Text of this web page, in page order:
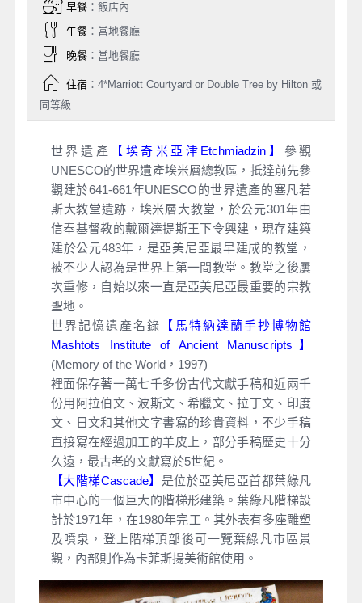
早餐：飯店內
午餐：當地餐廳
晚餐：當地餐廳
住宿：4*Marriott Courtyard or Double Tree by Hilton 或
同等級
世界遺產 【埃奇米亞津Etchmiadzin】 參觀
UNESCO的世界遺產埃米層總教區，抵達前先參
觀建於641-661年UNESCO的世界遺產的塞凡若
斯大教堂遺跡，埃米層大教堂，於公元301年由
信奉基督教的戴爾達提斯王下令興建，現存建築
建於公元483年，是亞美尼亞最早建成的教堂，
被不少人認為是世界上第一間教堂。教堂之後屢
次重修，自始以來一直是亞美尼亞最重要的宗教
聖地。
世界記憶遺產名錄
【馬特納達蘭手抄博物館
Mashtots Institute of Ancient Manuscripts】
(Memory of the World，1997)
裡面保存著一萬七千多份古代文獻手稿和近兩千
份用阿拉伯文、波斯文、希臘文、拉丁文、印度
文、日文和其他文字書寫的珍貴資料，不少手稿
直接寫在經過加工的羊皮上，部分手稿歷史十分
久遠，最古老的文獻寫於5世紀。
【大階梯Cascade】 是位於亞美尼亞首都葉綠凡
市中心的一個巨大的階梯形建築。葉綠凡階梯設
計於1971年，在1980年完工。其外表有多座雕塑
及噴泉，登上階梯頂部後可一覽葉綠凡市區景
觀，內部則作為卡菲斯揚美術館使用。